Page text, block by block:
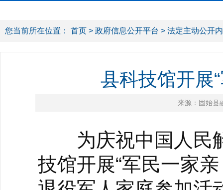
您当前所在位置： 首页 > 政府信息公开平台 > 法定主动公开
县科技馆开展
来源：固始县
为庆祝中国人民解
技馆开展“军民一家